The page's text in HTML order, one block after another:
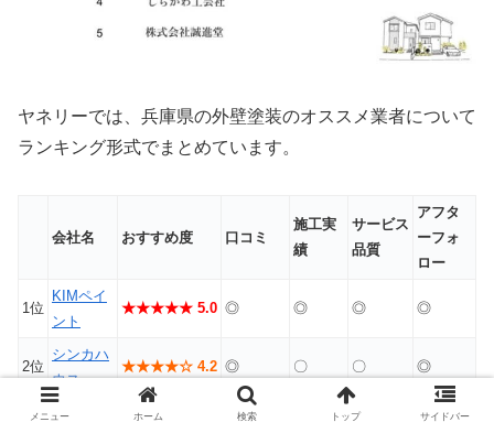
ヤネリーでは、兵庫県の外壁塗装のオススメ業者について
ランキング形式でまとめています。
会社名 おすすめ度 口コミ
施工実
績
サービス
品質
アフタ
ーフォ
ロー
1位
KIMペイ
ント
★★★★★ 5.0 ◎ ◎ ◎ ◎
2位
シンカハ
ウス
★★★★☆ 4.2 ◎ 〇 〇 ◎
阪神ホー
メニュー ホーム 検索 トップ サイドバー